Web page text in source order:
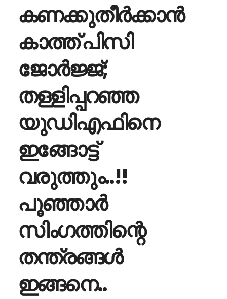
കണക്കുതീര്‍ക്കാന്‍
കാത്ത് പിസി
ജോര്‍ജ്ജ്;
തള്ളിപ്പറഞ്ഞ
യുഡിഎഫിനെ
ഇങ്ങോട്ട്
വരുത്തും..!!
പൂഞ്ഞാർ
സിംഗത്തിന്റെ
തന്ത്രങ്ങള്‍
ഇങ്ങനെ..